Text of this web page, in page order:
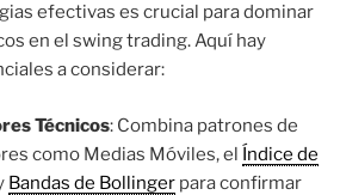
efectivas es crucial para dominar
en el swing trading. Aquí hay
a considerar:
Técnicos: Combina patrones de
como Medias Móviles, el Índice de
Bandas de Bollinger para confirmar